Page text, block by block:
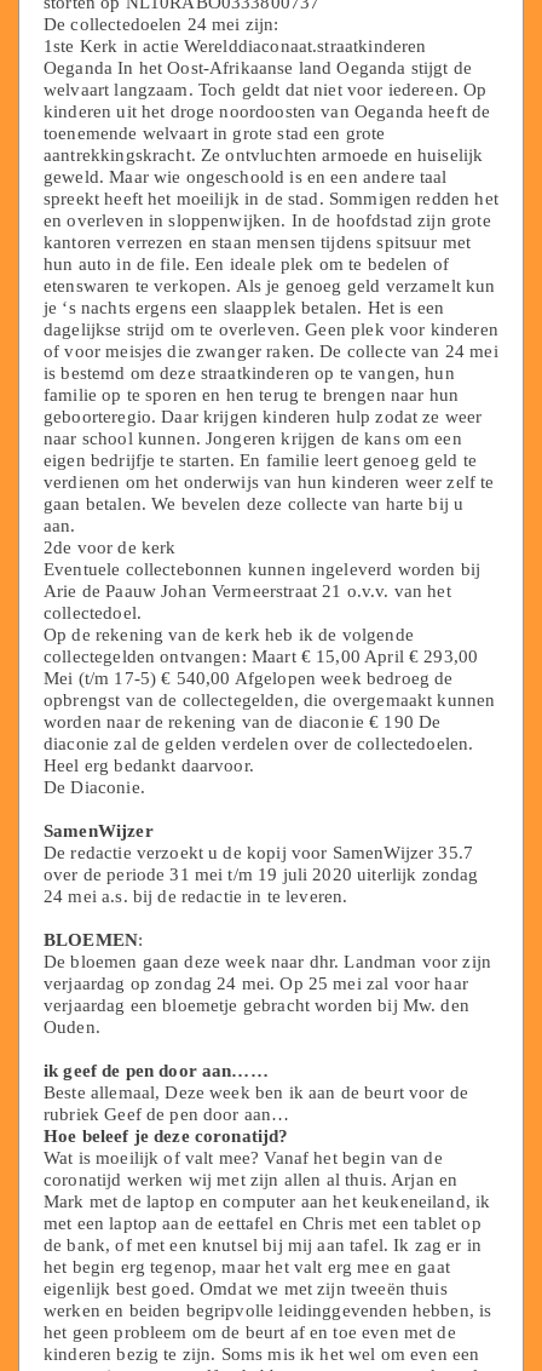
De collectedoelen 24 mei zijn:
1ste Kerk in actie Werelddiaconaat.straatkinderen
Oeganda In het Oost-Afrikaanse land Oeganda stijgt de
welvaart langzaam. Toch geldt dat niet voor iedereen. Op
kinderen uit het droge noordoosten van Oeganda heeft de
toenemende welvaart in grote stad een grote
aantrekkingskracht. Ze ontvluchten armoede en huiselijk
geweld. Maar wie ongeschoold is en een andere taal
spreekt heeft het moeilijk in de stad. Sommigen redden het
en overleven in sloppenwijken. In de hoofdstad zijn grote
kantoren verrezen en staan mensen tijdens spitsuur met
hun auto in de file. Een ideale plek om te bedelen of
etenswaren te verkopen. Als je genoeg geld verzamelt kun
je ‘s nachts ergens een slaapplek betalen. Het is een
dagelijkse strijd om te overleven. Geen plek voor kinderen
of voor meisjes die zwanger raken. De collecte van 24 mei
is bestemd om deze straatkinderen op te vangen, hun
familie op te sporen en hen terug te brengen naar hun
geboorteregio. Daar krijgen kinderen hulp zodat ze weer
naar school kunnen. Jongeren krijgen de kans om een
eigen bedrijfje te starten. En familie leert genoeg geld te
verdienen om het onderwijs van hun kinderen weer zelf te
gaan betalen. We bevelen deze collecte van harte bij u
aan.
2de voor de kerk
Eventuele collectebonnen kunnen ingeleverd worden bij
Arie de Paauw Johan Vermeerstraat 21 o.v.v. van het
collectedoel.
Op de rekening van de kerk heb ik de volgende
collectegelden ontvangen: Maart € 15,00 April € 293,00
Mei (t/m 17-5) € 540,00 Afgelopen week bedroeg de
opbrengst van de collectegelden, die overgemaakt kunnen
worden naar de rekening van de diaconie € 190 De
diaconie zal de gelden verdelen over de collectedoelen.
Heel erg bedankt daarvoor.
De Diaconie.
SamenWijzer
De redactie verzoekt u de kopij voor SamenWijzer 35.7
over de periode 31 mei t/m 19 juli 2020 uiterlijk zondag
24 mei a.s. bij de redactie in te leveren.
BLOEMEN:
De bloemen gaan deze week naar dhr. Landman voor zijn
verjaardag op zondag 24 mei. Op 25 mei zal voor haar
verjaardag een bloemetje gebracht worden bij Mw. den
Ouden.
ik geef de pen door aan……
Beste allemaal, Deze week ben ik aan de beurt voor de
rubriek Geef de pen door aan…
Hoe beleef je deze coronatijd?
Wat is moeilijk of valt mee? Vanaf het begin van de
coronatijd werken wij met zijn allen al thuis. Arjan en
Mark met de laptop en computer aan het keukeneiland, ik
met een laptop aan de eettafel en Chris met een tablet op
de bank, of met een knutsel bij mij aan tafel. Ik zag er in
het begin erg tegenop, maar het valt erg mee en gaat
eigenlijk best goed. Omdat we met zijn tweeën thuis
werken en beiden begripvolle leidinggevenden hebben, is
het geen probleem om de beurt af en toe even met de
kinderen bezig te zijn. Soms mis ik het wel om even een